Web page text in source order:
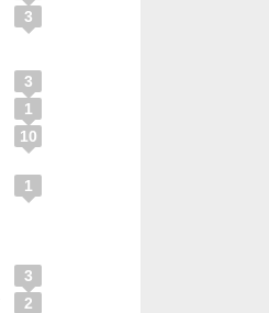
3
3
1
10
1
3
2